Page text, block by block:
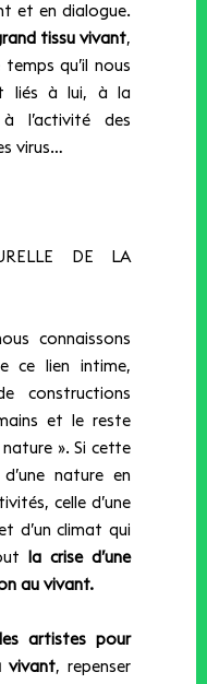
et en dialogue.
tissu vivant,
qu’il nous
liés à lui, à la
l’activité des
virus…
DE LA
connaissons
ce lien intime,
constructions
et le reste
nature ». Si cette
nature en
celle d’une
d’un climat qui
la crise d’une
au vivant.
artistes pour
vivant, repenser